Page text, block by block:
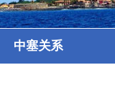
中塞关系